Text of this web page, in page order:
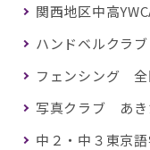
関西地区中高
ハンドベルクラ
フェンシング 全
写真クラブ あき
中２・中３東京